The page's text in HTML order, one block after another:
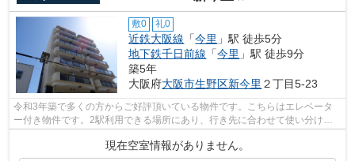
敷0 礼0
近鉄大阪線 「今里 」駅 徒歩5分
地下鉄千日前線 「今里 」駅 徒歩9分
築5年
大阪府大阪市生野区新今里 ２丁目5-23
令和3年築で多くの方からご好評頂いている物件です。こちらはエレベータ
ー付き物件です。2駅利用できる場所にあり、行き先に合わせて使い分けが
できます。この物件は駅から徒歩5分の物...
現在空室情報がありません。